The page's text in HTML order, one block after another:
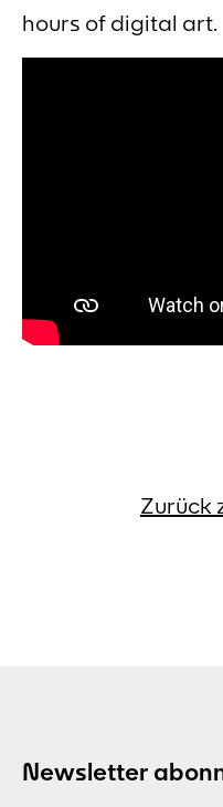
hours of digital art.
Zurück
Newsletter